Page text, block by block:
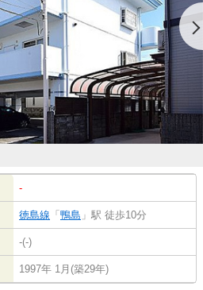
-
徳島線 「 鴨島 」駅 徒歩10分
-(-)
1997年 1月(築29年)